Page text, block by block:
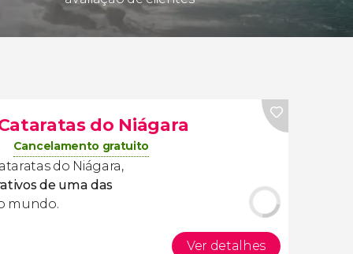
do Niágara
Cancelamento gratuito
do Niágara,
de uma das
mundo.
Ver detalhes